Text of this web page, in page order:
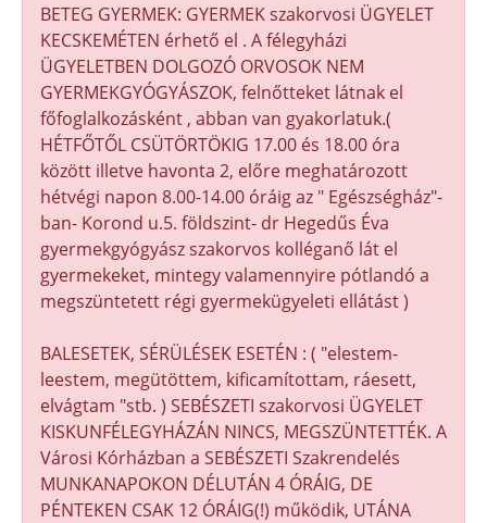
BETEG GYERMEK: GYERMEK szakorvosi ÜGYELET
KECSKEMÉTEN érhető el . A félegyházi
ÜGYELETBEN DOLGOZÓ ORVOSOK NEM
GYERMEKGYÓGYÁSZOK, felnőtteket látnak el
főfoglalkozásként , abban van gyakorlatuk.(
HÉTFŐTŐL CSÜTÖRTÖKIG 17.00 és 18.00 óra
között illetve havonta 2, előre meghatározott
hétvégi napon 8.00-14.00 óráig az " Egészségház"-
ban- Korond u.5. földszint- dr Hegedűs Éva
gyermekgyógyász szakorvos kolléganő lát el
gyermekeket, mintegy valamennyire pótlandó a
megszüntetett régi gyermekügyeleti ellátást )
BALESETEK, SÉRÜLÉSEK ESETÉN : ( "elestem-
leestem, megütöttem, kificamítottam, ráesett,
elvágtam "stb. ) SEBÉSZETI szakorvosi ÜGYELET
KISKUNFÉLEGYHÁZÁN NINCS, MEGSZÜNTETTÉK. A
Városi Kórházban a SEBÉSZETI Szakrendelés
MUNKANAPOKON DÉLUTÁN 4 ÓRÁIG, DE
PÉNTEKEN CSAK 12 ÓRÁIG(!) működik, UTÁNA